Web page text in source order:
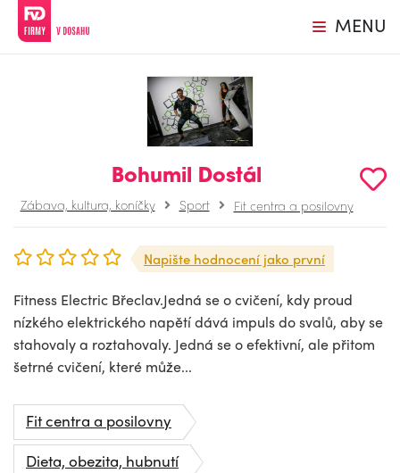
MENU
Bohumil Dostál
Zábava, kultura, koníčky Sport Fit centra a posilovny
Napište hodnocení jako první
Fitness Electric Břeclav.Jedná se o cvičení, kdy proud
nízkého elektrického napětí dává impuls do svalů, aby se
stahovaly a roztahovaly. Jedná se o efektivní, ale přitom
šetrné cvičení, které může...
Fit centra a posilovny
Dieta, obezita, hubnutí